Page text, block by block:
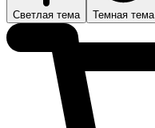
Светлая тема Темная тема